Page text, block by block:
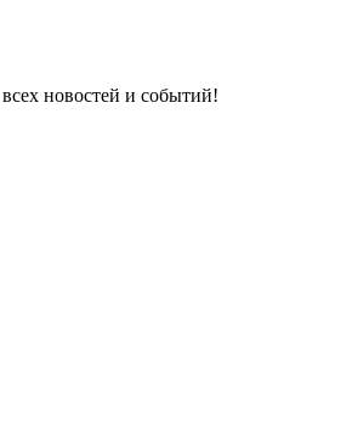
новостей и событий!